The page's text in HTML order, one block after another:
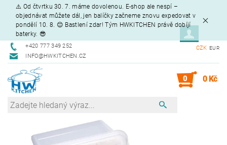
⚠️ Od čtvrtku 30. 7. máme dovolenou. E-shop ale nespí –
objednávat můžete dál, jen balíčky začneme znovu expedovat v
pondělí 10. 8. 😊 Bastlení zdar! Tým HWKITCHEN právě dobíjí
baterky. 😎
+420 777 349 252
INFO@HWKITCHEN.CZ
CZK EUR
0 0 Kč